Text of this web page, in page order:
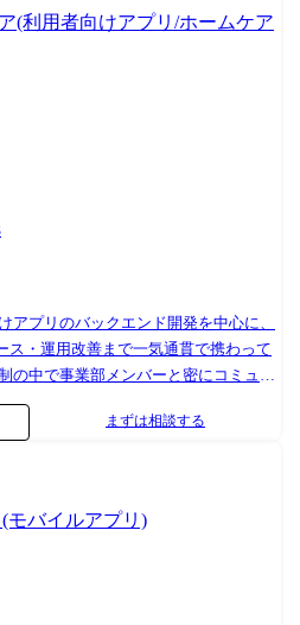
ーダーへのステップアップを期待しま
制度もあるため、 ご希望に応じて幅
ダー→マ
はスペシャリスト ※年齢での評価は
ロダクト開発、テックリード、SRE
ル、採用人事などエンジニア以外の組
している環境で、以下部署により構
通りですが、適性や希望を鑑みて決定
けでなく企画やデータ分析まで行える
ーキテクチャー設計、データ分析、
関わるすべての経験を積んでいただ
プロダクトを持ったエンジニア組織で
当する事業の成長に向けエンジニアと
を広げて行きます。 新規立ち上げ中
院支援、オンライン診療に参画して
事業成長に向けてエンジニアの目線を
、企業担当者向け、社内営業担当向
の事業展開を見据えて、データやプロ
(利用者向けアプリ/ホームケア
アプリのバックエンド開発を中心に、
ス・運用改善まで一気通貫で携わって
の方向性を一緒に作っていく ・バッ
ベース設計を主導する ・基幹システ
のデータ連携の設計・実装を行う ・
/Webサービスのバックエンド開発に従
が進行中です。 請求管理や訪問管理
ら、将来的にはヘルスケア情報の提供
まずは相談する
モバイルアプリ)